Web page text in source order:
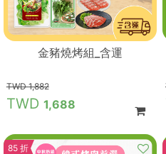
金豬燒烤組_含運
1,882
1,688
85 折